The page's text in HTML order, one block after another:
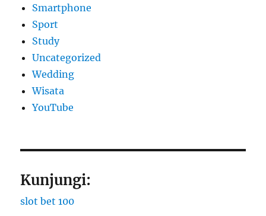
Smartphone
Sport
Study
Uncategorized
Wedding
Wisata
YouTube
Kunjungi:
slot bet 100